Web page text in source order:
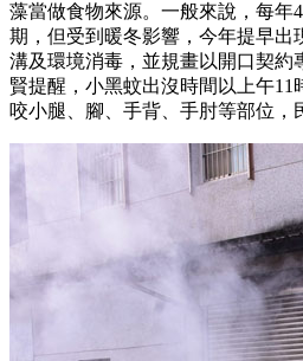
藻當做食物來源。一般來說，每年
期，但受到暖冬影響，今年提早出
溝及環境消毒，並規畫以開口契約
賢提醒，小黑蚊出沒時間以上午11
咬小腿、腳、手背、手肘等部位，